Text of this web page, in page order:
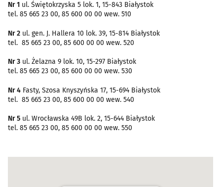
Nr 1 ul. Świętokrzyska 5 lok. 1, 15-843 Białystok
tel. 85 665 23 00, 85 600 00 00 wew. 510
Nr 2 ul. gen. J. Hallera 10 lok. 39, 15-814 Białystok
tel. 85 665 23 00, 85 600 00 00 wew. 520
Nr 3 ul. Żelazna 9 lok. 10, 15-297 Białystok
tel. 85 665 23 00, 85 600 00 00 wew. 530
Nr 4 Fasty, Szosa Knyszyńska 17, 15-694 Białystok
tel. 85 665 23 00, 85 600 00 00 wew. 540
Nr 5 ul. Wrocławska 49B lok. 2, 15-644 Białystok
tel. 85 665 23 00, 85 600 00 00 wew. 550